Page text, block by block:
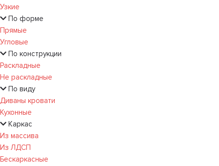
Узкие
По форме
Прямые
Угловые
По конструкции
Раскладные
Не раскладные
По виду
Диваны кровати
Кухонные
Каркас
Из массива
Из ЛДСП
Бескаркасные